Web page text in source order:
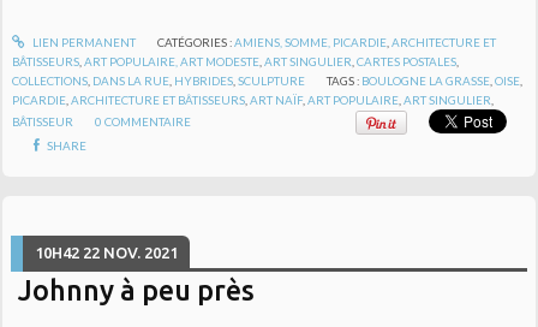
LIEN PERMANENT CATÉGORIES :AMIENS, SOMME, PICARDIE, ARCHITECTURE ET
BÂTISSEURS ,ART POPULAIRE, ART MODESTE ,ART SINGULIER ,CARTES POSTALES
COLLECTIONS DANS LA RUE HYBRIDES ,SCULPTURE TAGS : BOULOGNE LA GRASSE ,OISE
PICARDIE ,ARCHITECTURE ET BÂTISSEURS ,ART NAÏF,ART POPULAIRE ,ART SINGULIER
BÂTISSEUR
0 COMMENTAIRE
SHARE
10H42 22 NOV. 2021
Johnny à peu près